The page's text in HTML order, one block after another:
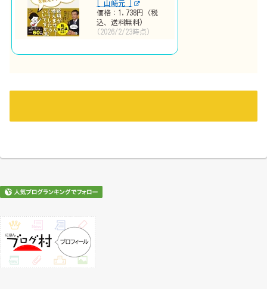
[ 山崎元 ]
価格：1,738円（税
込、送料無料)
(2026/2/23時点)